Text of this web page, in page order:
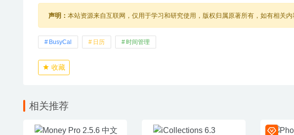
声明： 本站资源来自互联网，仅用于学习和研究使用，版权归属原著所有，如有相关
BusyCal 日历 时间管理
收藏
相关推荐